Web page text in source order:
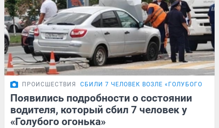
ПРОИСШЕСТВИЯ СБИЛИ 7 ЧЕЛОВЕК ВОЗЛЕ «ГОЛУБОГО
Появились подробности о состоянии
водителя, который сбил 7 человек у
«Голубого огонька»